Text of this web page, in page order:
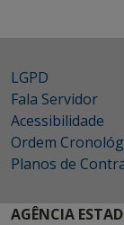
LGPD
Fala Servidor
Acessibilidade
Ordem
Planos de
AGÊNCIA